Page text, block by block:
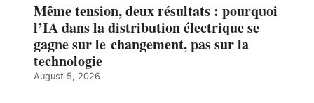
Même tension, deux résultats : pourquoi
l’IA dans la distribution électrique se
gagne sur le changement, pas sur la
technologie
August 5, 2026